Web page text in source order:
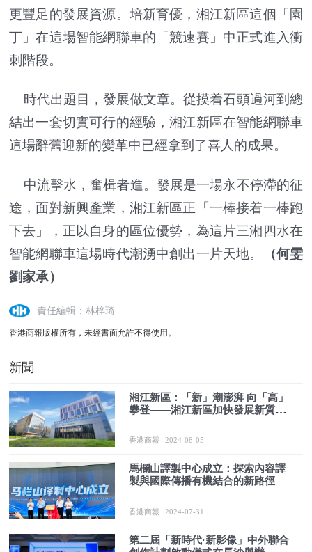
更豐足的發展資源。培新育優，湘江新區這個「園
丁」在這場智能網聯車的「競速賽」中正式進入衝
刺階段。
時代出題目，發展做文章。從摸着石頭過河到總
結出一套切實可行的經驗，湘江新區在智能網聯車
這場辭舊迎新的變革中已經拿到了喜人的成果。
中流擊水，奮楫者進。發展是一場永不停滯的征
途，面對新興產業，湘江新區正「一棒接着一棒跑
下去」，正以自身的區位優勢，為這片三湘四水在
智能網聯車這場時代潮湧中創出一片天地。
（何雯
劉家承）
責任編輯：林梓琦
香港商報版權所有，未經書面允許不得使用。
新聞
湘江新區：「新」潮澎湃 向「高」
攀登——湘江新區加快發展新質生
之一
香港商報 2024-08-05
馬欄山譯製中心成立：探索內容譯
製與國際傳播有機結合的新路徑
香港商報 2024-07-31
第二屆「新時代·新影像」中外聯合